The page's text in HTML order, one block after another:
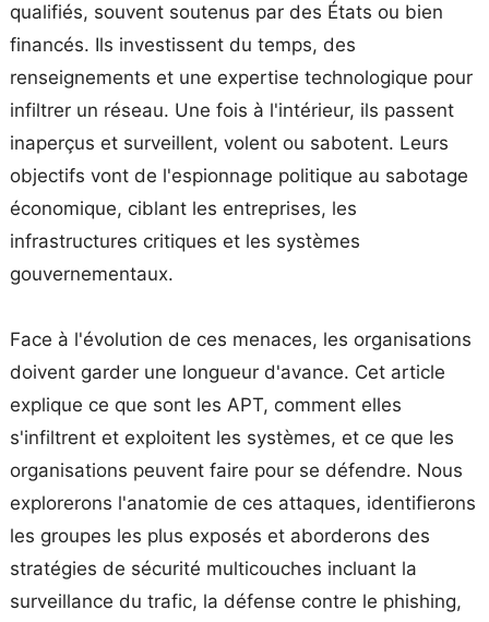
qualifiés, souvent soutenus par des États ou bien
financés. Ils investissent du temps, des
renseignements et une expertise technologique pour
infiltrer un réseau. Une fois à l'intérieur, ils passent
inaperçus et surveillent, volent ou sabotent. Leurs
objectifs vont de l'espionnage politique au sabotage
économique, ciblant les entreprises, les
infrastructures critiques et les systèmes
gouvernementaux.
Face à l'évolution de ces menaces, les organisations
doivent garder une longueur d'avance. Cet article
explique ce que sont les APT, comment elles
s'infiltrent et exploitent les systèmes, et ce que les
organisations peuvent faire pour se défendre. Nous
explorerons l'anatomie de ces attaques, identifierons
les groupes les plus exposés et aborderons des
stratégies de sécurité multicouches incluant la
surveillance du trafic, la défense contre le phishing,